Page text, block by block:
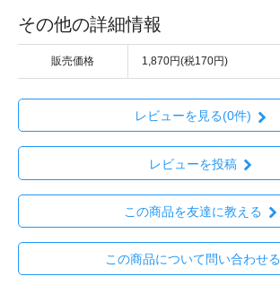
その他の詳細情報
販売価格 1,870円(税170円)
レビューを見る(0件)
レビューを投稿
この商品を友達に教える
この商品について問い合わせる